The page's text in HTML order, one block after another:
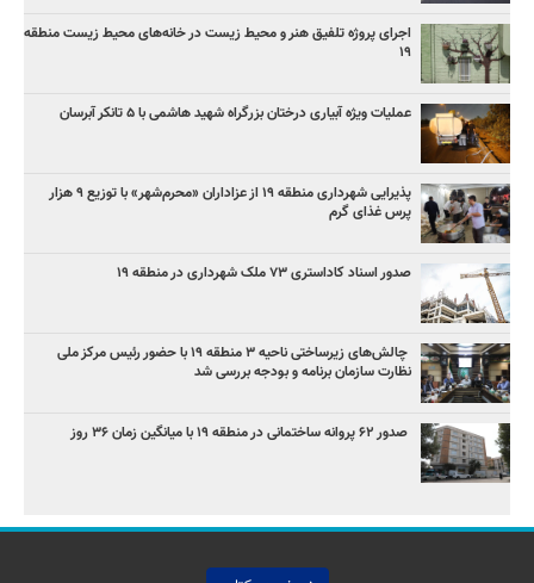
اجرای پروژه تلفیق هنر و محیط زیست در خانه‌های محیط زیست منطقه
۱۹
عملیات ویژه آبیاری درختان بزرگراه شهید هاشمی با ۵ تانکر آبرسان
پذیرایی شهرداری منطقه ۱۹ از عزاداران «محرم‌شهر» با توزیع ۹ هزار
پرس غذای گرم
صدور اسناد کاداستری ۷۳ ملک شهرداری در منطقه ۱۹
چالش‌های زیرساختی ناحیه ۳ منطقه ۱۹ با حضور رئیس مرکز ملی
نظارت سازمان برنامه و بودجه بررسی شد
صدور ۶۲ پروانه ساختمانی در منطقه ۱۹ با میانگین زمان ۳۶ روز